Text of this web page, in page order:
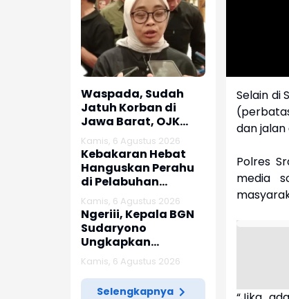
Waspada, Sudah
Jatuh Korban di
Jawa Barat, OJK
dan Polisi Ungkap
Dugaan Penipuan
Modus Titip Limit
Paylater
Kamis, 6 Agustus 2026
Kebakaran Hebat
Hanguskan Perahu
di Pelabuhan
Karangsong
Indramayu
Kamis, 6 Agustus 2026
Ngeriii, Kepala BGN
Sudaryono
Ungkapkan
Diketemukan Ada 6
Juta Data Ganda
Siswa Penerima MBG
Kamis, 6 Agustus 2026
Selengkapnya
Selain di
dan jalan
Polres
media